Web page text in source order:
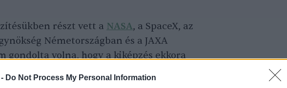
Do Not Process My Personal Information
részt vett a NASA, a SpaceX, az
Németországban és a JAXA
gondolta volna, hogy a kiképzés ekkora